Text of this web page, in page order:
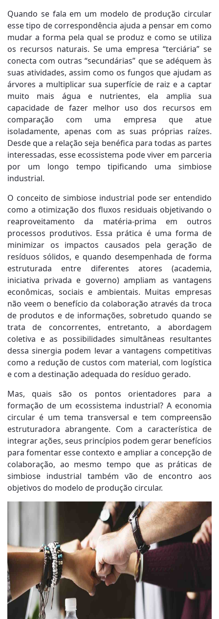
Quando se fala em um modelo de produção circular
esse tipo de correspondência ajuda a pensar em como
mudar a forma pela qual se produz e como se utiliza
os recursos naturais. Se uma empresa “terciária” se
conecta com outras “secundárias” que se adéquem às
suas atividades, assim como os fungos que ajudam as
árvores a multiplicar sua superfície de raiz e a captar
muito mais água e nutrientes, ela amplia sua
capacidade de fazer melhor uso dos recursos em
comparação com uma empresa que atue
isoladamente, apenas com as suas próprias raízes.
Desde que a relação seja benéfica para todas as partes
interessadas, esse ecossistema pode viver em parceria
por um longo tempo tipificando uma simbiose
industrial.
O conceito de simbiose industrial pode ser entendido
como a otimização dos fluxos residuais objetivando o
reaproveitamento da matéria-prima em outros
processos produtivos. Essa prática é uma forma de
minimizar os impactos causados pela geração de
resíduos sólidos, e quando desempenhada de forma
estruturada entre diferentes atores (academia,
iniciativa privada e governo) ampliam as vantagens
econômicas, sociais e ambientais. Muitas empresas
não veem o benefício da colaboração através da troca
de produtos e de informações, sobretudo quando se
trata de concorrentes, entretanto, a abordagem
coletiva e as possibilidades simultâneas resultantes
dessa sinergia podem levar a vantagens competitivas
como a redução de custos com material, com logística
e com a destinação adequada do resíduo gerado.
Mas, quais são os pontos orientadores para a
formação de um ecossistema industrial? A economia
circular é um tema transversal e tem compreensão
estruturadora abrangente. Com a característica de
integrar ações, seus princípios podem gerar benefícios
para fomentar esse contexto e ampliar a concepção de
colaboração, ao mesmo tempo que as práticas de
simbiose industrial também vão de encontro aos
objetivos do modelo de produção circular.